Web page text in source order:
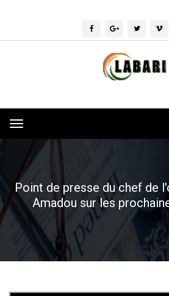
Toggle
navigation
Point de presse du chef de
Amadou sur les